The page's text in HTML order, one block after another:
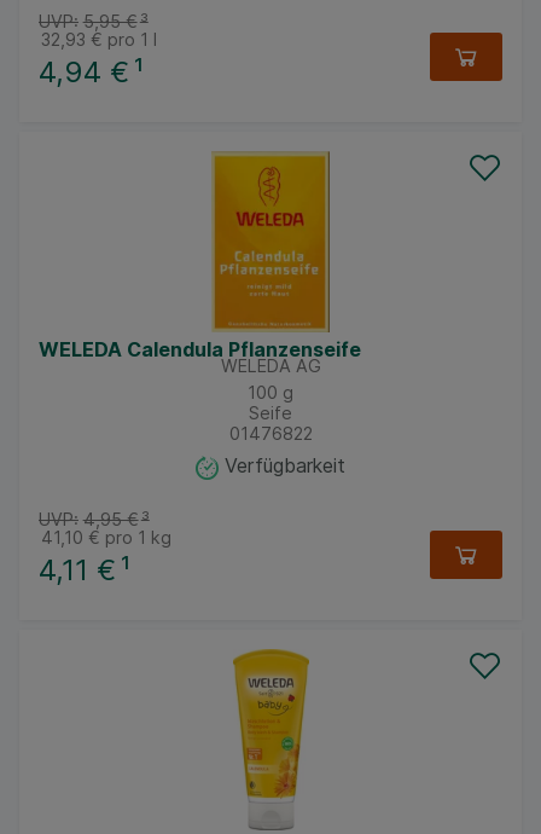
4,94 € ¹
UVP: 5,95 €³
32,93 € pro 1 l
WELEDA Calendula Pflanzenseife
WELEDA AG
100 g
Seife
01476822
Verfügbarkeit
4,11 € ¹
UVP: 4,95 €³
41,10 € pro 1 kg